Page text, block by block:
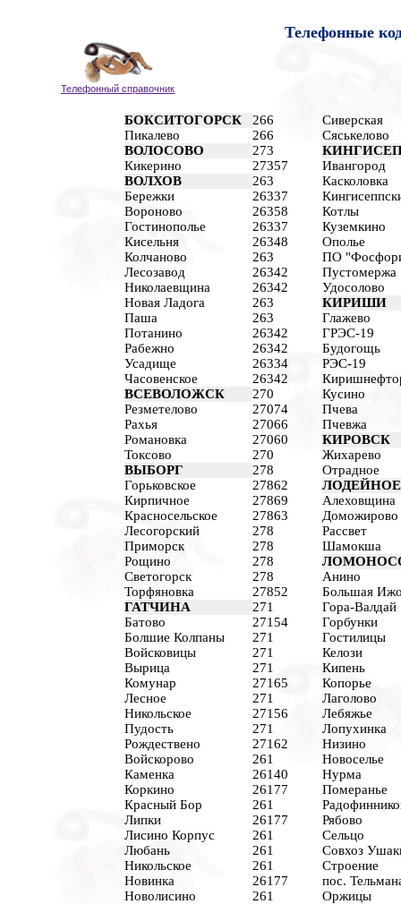
Телефонные
Телефонный справочник
БОКСИТОГОРСК 266
Пикалево
266
ВОЛОСОВО
273
Кикерино
27357
ВОЛХОВ
263
Бережки
26337
Вороново
26358
Гостинополье
26337
Кисельня
26348
Колчаново
263
Лесозавод
26342
Николаевщина
26342
Новая Ладога
263
Паша
263
Потанино
26342
Рабежно
26342
Усадище
26334
Часовенское
26342
ВСЕВОЛОЖСК
270
Резметелово
27074
Рахья
27066
Романовка
27060
Токсово
270
ВЫБОРГ
278
Горьковское
27862
Кирпичное
27869
Красносельское
27863
Лесогорский
278
Приморск
278
Рощино
278
Светогорск
278
Торфяновка
27852
ГАТЧИНА
271
Батово
27154
Болшие Колпаны
271
Войсковицы
271
Вырица
271
Комунар
27165
Лесное
271
Никольское
27156
Пудость
271
Рождествено
27162
Войскорово
261
Каменка
26140
Коркино
26177
Красный Бор
261
Липки
26177
Лисино Корпус
261
Любань
261
Никольское
261
Новинка
26177
Новолисино
261
Сиверская
Сяськелово
Ивангород
Касколовка
Котлы
Куземкино
Ополье
ПО
Пустомержа
Удосолово
КИРИШИ
Глажево
ГРЭС-19
Будогощь
РЭС-19
Кусино
Пчева
Пчевжа
КИРОВСК
Жихарево
Отрадное
Алеховщина
Доможирово
Рассвет
Шамокша
Анино
Большая
Гора-Валдай
Горбунки
Гостилицы
Келози
Кипень
Копорье
Лаголово
Лебяжье
Лопухинка
Низино
Новоселье
Нурма
Померанье
Рябово
Сельцо
Совхоз
Строение
пос.
Оржицы